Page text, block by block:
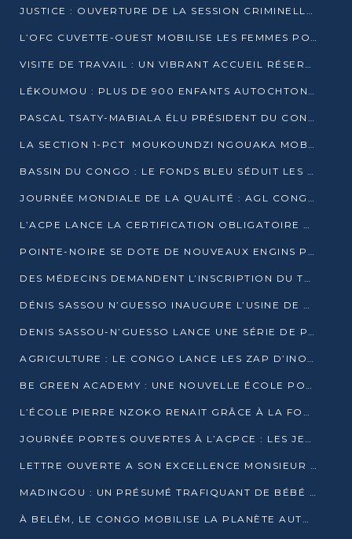
JUSTICE : OUVERTURE DE LA SESSION CRIMINELLE À BRAZZAVILLE AVEC 52 DOSSIERS AU RÔLE
L’OFC CUVETTE-OUEST MOBILISE LES FEMMES POUR ACCUEILLIR LE PRÉSIDENT DE LA RÉPUBLIQUE
VISITE DE TRAVAIL : UN VIBRANT ACCUEIL RÉSERVÉ À DENIS SASSOU-N’GUESSO PAR L’ASSOCIATION « LES AMIS DE WOMO »
LÉKOUMOU : PLUS DE 900 ENFANTS AUTOCHTONES REÇOIVENT DES KITS SCOLAIRES GRÂCE À L’ESPACE OPOKO
PASCAL TSATY-MABIALA ÉLU PRÉSIDENT DU CONSEIL NATIONAL DE L’UPADS
LA SECTION 1-PCT MOUKOUNDZI NGOUAKA MOBILISE 100 000 FCFA POUR LE 6ᵉ CONGRÈS DU PARTI
BASSIN DU CONGO : LE FONDS BLEU SÉDUIT LES BAILLEURS À BELÉM
JOURNÉE MONDIALE DE LA QUALITÉ : AGL CONGO FORME ET SENSIBILISE LES JEUNES TALENTS
L’ACPE LANCE LA CERTIFICATION OBLIGATOIRE DES CONTRATS DE TRAVAIL DES TRANSPORTEURS
POINTE-NOIRE SE DOTE DE NOUVEAUX ENGINS POUR L’ASSAINISSEMENT ET L’ENTRETIEN ROUTIER
DES MÉDECINS DEMANDENT L’INSCRIPTION DU TRAITEMENT DU PIED-BOT DANS LES CURSUS UNIVERSITAIRES
DÉNIS SASSOU N’GUESSO INAUGURE L’USINE DE VALORISATION DU GAZ ASSOCIÉ
DENIS SASSOU-N’GUESSO LANCE UNE SÉRIE DE PROJETS DANS LE KOUILOU
AGRICULTURE : LE CONGO LANCE LES ZAP D’INONI ET YONO
BE GREEN ACADEMY : UNE NOUVELLE ÉCOLE POUR LES MÉTIERS DE L’ÉCOLOGIE À POINTE-NOIRE
L’ÉCOLE PIERRE NZOKO RENAIT GRÂCE À LA FONDATION MUCODEC
JOURNÉE PORTES OUVERTES À L’ACPCE : LES JEUNES EN IMMERSION DANS L’ENTREPRISE
LETTRE OUVERTE A SON EXCELLENCE MONSIEUR DENIS SASSOU NGUESSO, PRESIDENT DE LAREPUBLIQUE DU CONGO
MADINGOU : UN PRÉSUMÉ TRAFIQUANT DE BÉBÉ CHIMPANZÉ FIXÉ SUR SON SORT LE 20 NOVEMBRE
À BELÉM, LE CONGO MOBILISE LA PLANÈTE AUTOUR DU FONDS BLEU POUR LE BASSIN DU CONGO